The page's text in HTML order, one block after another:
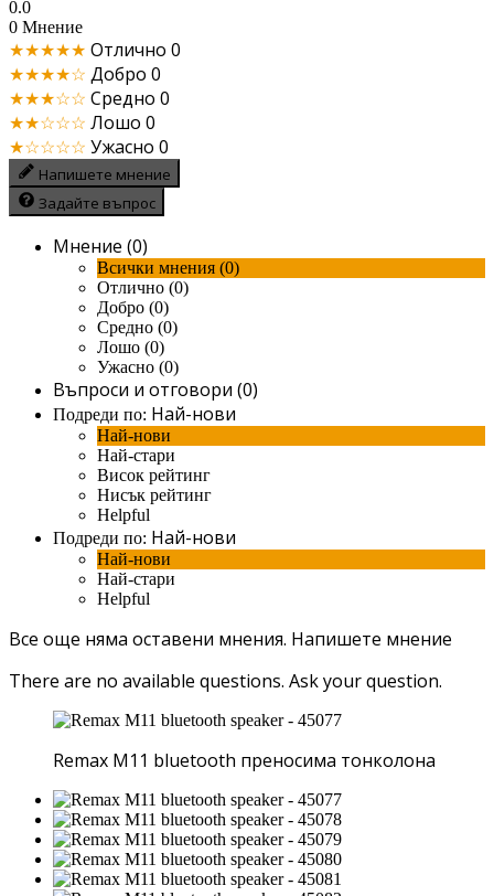
0.0
0 Мнение
★★★★★ Отлично 0
★★★★☆ Добро 0
★★★☆☆ Средно 0
★★☆☆☆ Лошо 0
★☆☆☆☆ Ужасно 0
Напишете мнение
Задайте въпрос
Мнение (0)
Всички мнения (0)
Отлично (0)
Добро (0)
Средно (0)
Лошо (0)
Ужасно (0)
Въпроси и отговори (0)
Подреди по: Най-нови
Най-нови
Най-стари
Висок рейтинг
Нисък рейтинг
Helpful
Подреди по: Най-нови
Най-нови
Най-стари
Helpful
Все още няма оставени мнения. Напишете мнение
There are no available questions. Ask your question.
Remax M11 bluetooth преносима тонколона